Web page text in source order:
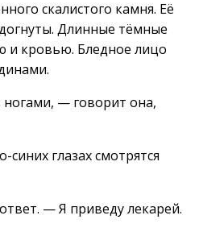
скалистого камня. Её
Длинные тёмные
и кровью. Бледное лицо
— говорит она,
синих глазах смотрятся
— Я приведу лекарей.